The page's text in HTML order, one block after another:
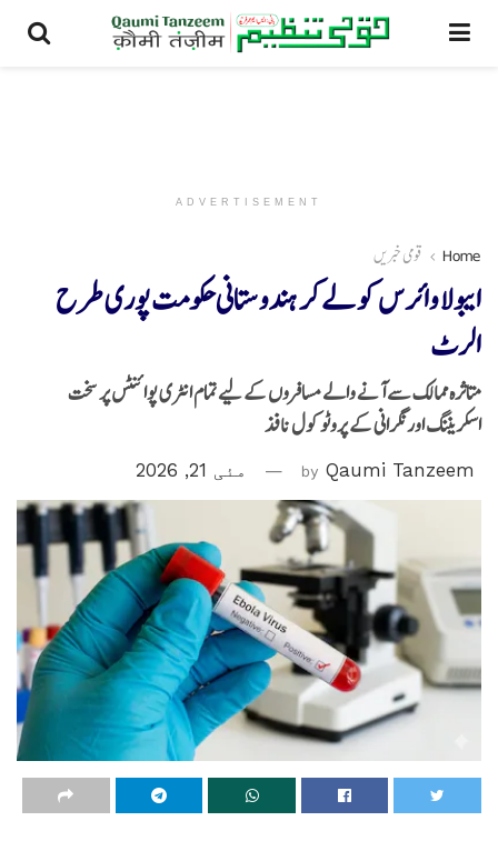
ADVERTISEMENT
Home قومی خبریں
ایبولا وائرس کو لے کر ہندوستانی حکومت پوری طرح
الرٹ
متاثرہ ممالک سے آنے والے مسافروں کے لیے تمام انٹری پوائنٹس پر سخت
اسکریننگ اور نگرانی کے پروٹوکول نافذ
by Qaumi Tanzeem مئی 21, 2026